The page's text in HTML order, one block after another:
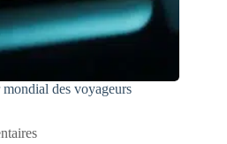
des voyageurs